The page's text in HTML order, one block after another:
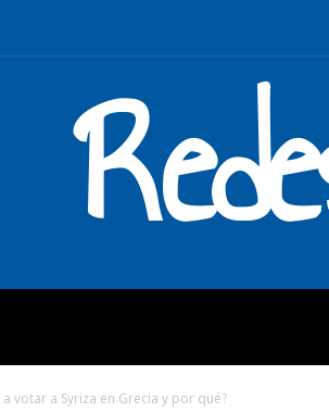
a votar a Syriza en Grecia y por qué?